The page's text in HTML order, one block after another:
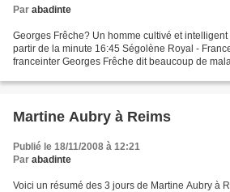
Par abadinte
Georges Frêche? Un homme cultivé et
partir de la minute 16:45 Ségolène Royal -
franceinter Georges Frêche dit beaucoup de
Martine Aubry à Reims
Publié le 18/11/2008 à 12:21
Par abadinte
Voici un résumé des 3 jours de Martine Aubry à